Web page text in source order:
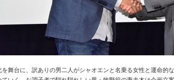
を舞台に、訳ありの男二人がシャオエンと名乗る女性と運命的